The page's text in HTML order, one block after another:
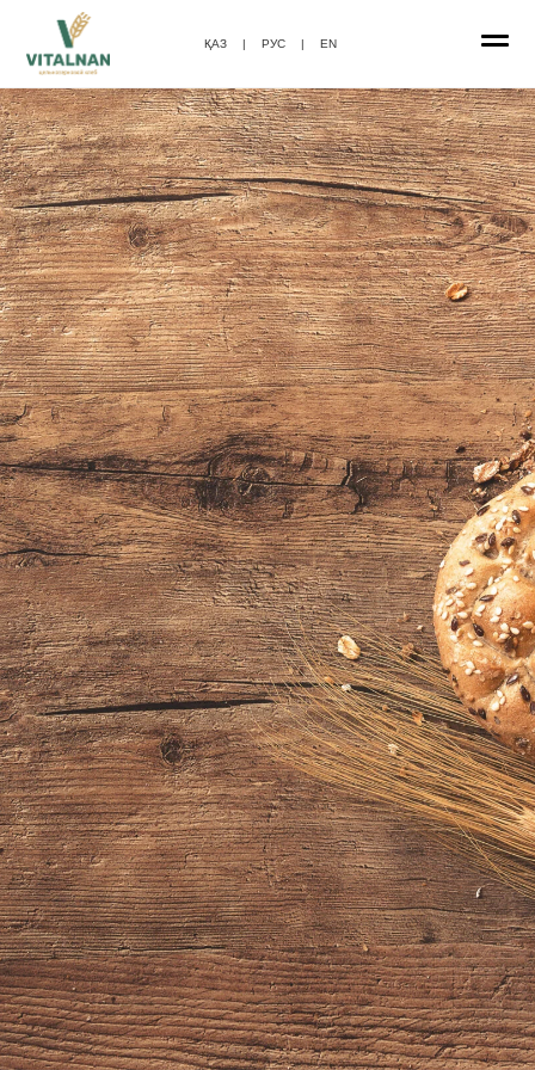
ҚАЗ | РУС | EN
Цельнозерновой
хлеб
VITALNAN
Хлеб – это не просто продукт,
это настоящий символ уюта
и вкуса домашней кухни